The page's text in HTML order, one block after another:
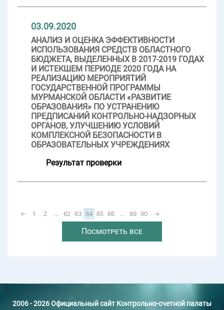
03.09.2020
АНАЛИЗ И ОЦЕНКА ЭФФЕКТИВНОСТИ
ИСПОЛЬЗОВАНИЯ СРЕДСТВ ОБЛАСТНОГО
БЮДЖЕТА, ВЫДЕЛЕННЫХ В 2017-2019 ГОДАХ
И ИСТЕКШЕМ ПЕРИОДЕ 2020 ГОДА НА
РЕАЛИЗАЦИЮ МЕРОПРИЯТИЙ
ГОСУДАРСТВЕННОЙ ПРОГРАММЫ
МУРМАНСКОЙ ОБЛАСТИ «РАЗВИТИЕ
ОБРАЗОВАНИЯ» ПО УСТРАНЕНИЮ
ПРЕДПИСАНИЙ КОНТРОЛЬНО-НАДЗОРНЫХ
ОРГАНОВ, УЛУЧШЕНИЮ УСЛОВИЙ
КОМПЛЕКСНОЙ БЕЗОПАСНОСТИ В
ОБРАЗОВАТЕЛЬНЫХ УЧРЕЖДЕНИЯХ
Результат проверки
← 1 2 ... 62 63 64 65 66 ... 89 90 →
Посмотреть все
2006 - 2026 Официальный сайт Контрольно-счетной палаты